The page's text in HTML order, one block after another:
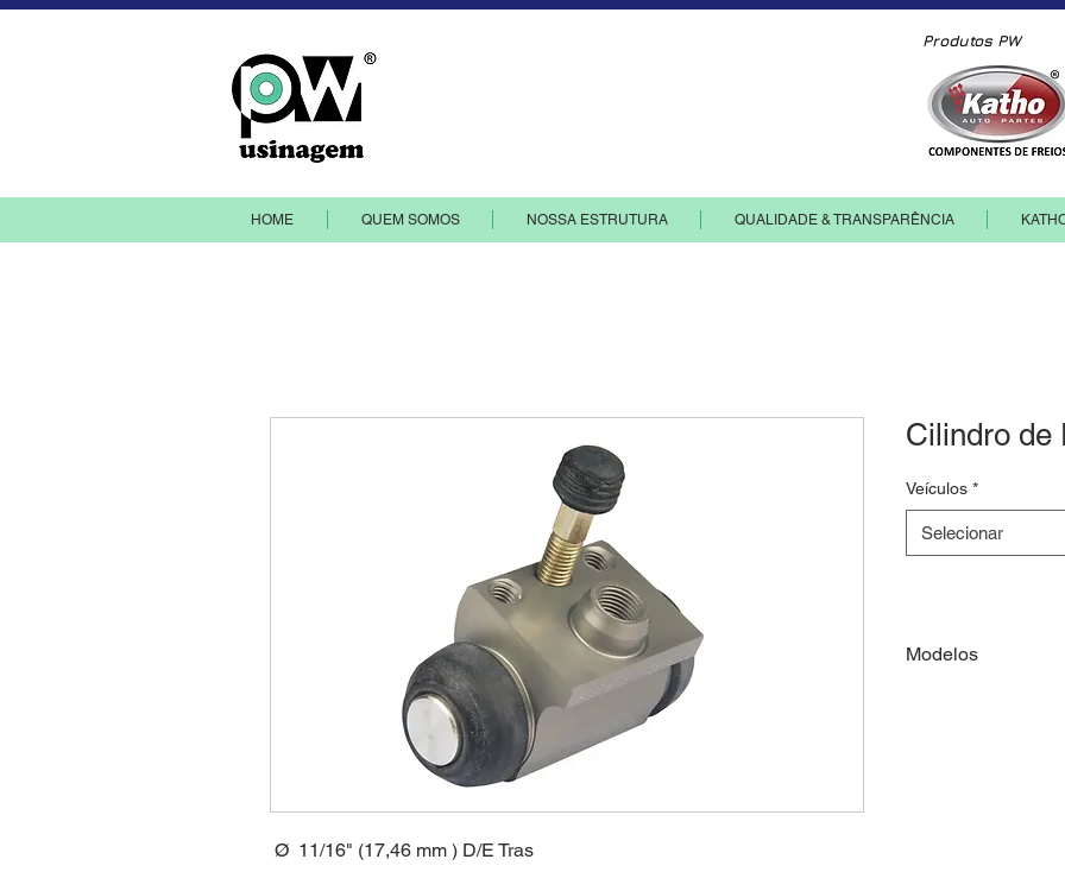
Produtos PW
HOME QUEM SOMOS NOSSA ESTRUTURA QUALIDADE & TRANSPARÊNCIA
Ø 11/16" (17,46 mm ) D/E Tras
Cilindro de
Veículos *
Selecionar
Modelos